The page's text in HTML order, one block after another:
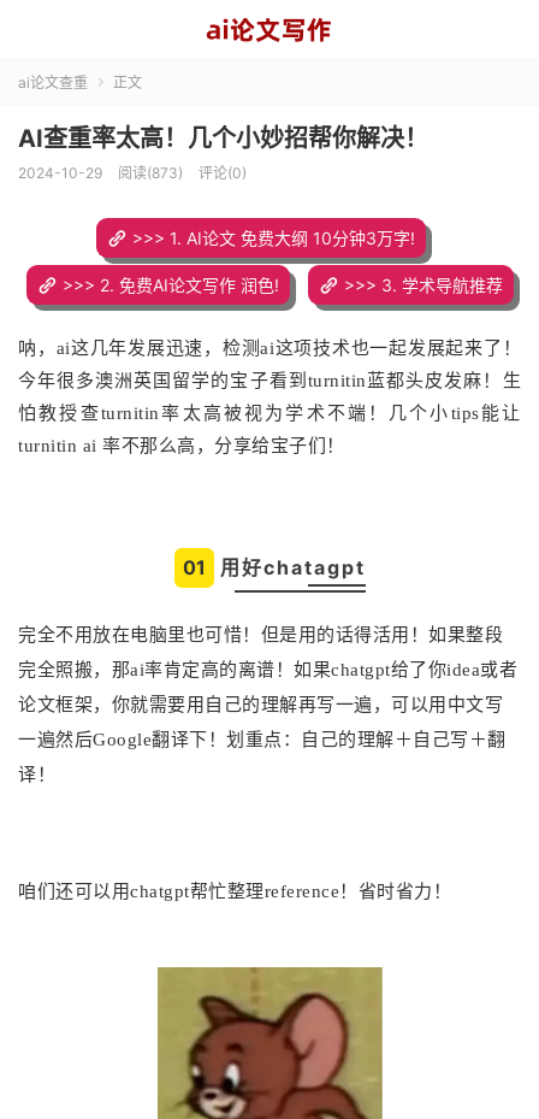
ai论文查重  正文
AI查重率太高！几个小妙招帮你解决！
2024-10-29 阅读(873) 评论(0)
>>> 1. AI论文 免费大纲 10分钟3万字!
>>> 2. 免费AI论文写作 润色! >>> 3. 学术导航推荐
呐，ai这几年发展迅速，检测ai这项技术也一起发展起来了！
今年很多澳洲英国留学的宝子看到turnitin蓝都头皮发麻！生
怕教授查turnitin率太高被视为学术不端！几个小tips能让
turnitin ai 率不那么高，分享给宝子们！
01 用好chatagpt
完全不用放在电脑里也可惜！但是用的话得活用！如果整段
完全照搬，那ai率肯定高的离谱！如果chatgpt给了你idea或者
论文框架，你就需要用自己的理解再写一遍，可以用中文写
一遍然后Google翻译下！划重点：自己的理解＋自己写＋翻
译！
咱们还可以用chatgpt帮忙整理reference！省时省力！